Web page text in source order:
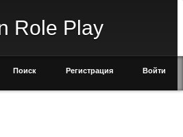
Role Play
Поиск Регистрация Войти